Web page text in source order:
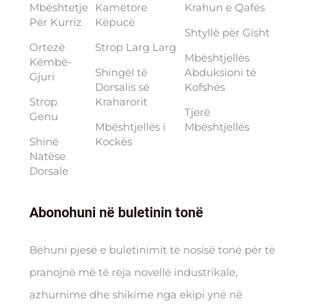
Mbështetje
Për Kurriz
Ortezë
Këmbë-
Gjuri
Strop
Genu
Shinë
Natëse
Dorsale
Kamëtore
Këpucë
Strop Larg Larg
Shingël të
Dorsalis së
Kraharorit
Mbështjellës i
Kockës
Krahun e Qafës
Shtyllë për Gisht
Mbështjellës
Abduksioni të
Kofshës
Tjerë
Mbështjellës
Abonohuni në buletinin tonë
Bëhuni pjesë e buletinimit të nosisë tonë për të
pranojnë më të reja novellë industrikale,
azhurnime dhe shikime nga ekipi ynë në